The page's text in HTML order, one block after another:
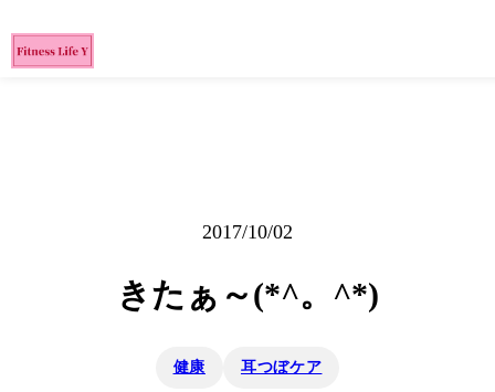
2017/10/02
きたぁ～(*^。^*)
健康 耳つぼケア